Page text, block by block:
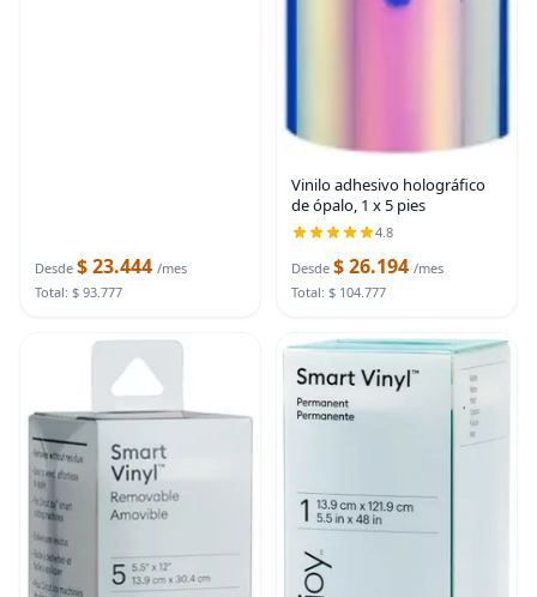
Desde $ 23.444 /mes
Total: $ 93.777
Vinilo adhesivo holográfico
de ópalo, 1 x 5 pies
4.8
Desde $ 26.194 /mes
Total: $ 104.777